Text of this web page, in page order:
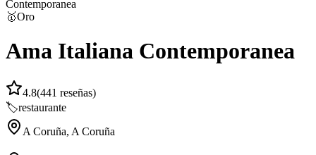
Contemporanea
🥇Oro
Ama Italiana Contemporanea
4.8(441 reseñas)
🏷️restaurante
A Coruña, A Coruña